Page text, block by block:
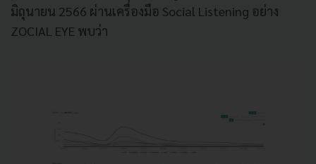
มิถุนายน 2566 ผ่านเครื่องมือ Social Listening อย่าง
ZOCIAL EYE พบว่า